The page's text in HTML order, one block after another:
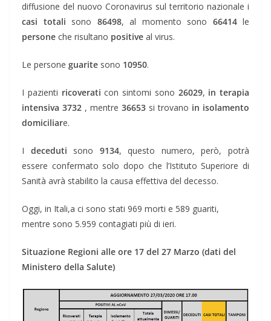
diffusione del nuovo Coronavirus sul territorio nazionale i
casi totali sono 86498, al momento sono 66414le
persone che risultano positive al virus.
Le persone guarite sono 10950.
I pazienti ricoverati con sintomi sono 26029, in terapia
intensiva 3732 , mentre 36653 si trovano in isolamento
domiciliare.
I deceduti sono 9134, questo numero, però, potrà
essere confermato solo dopo che l’Istituto Superiore di
Sanità avrà stabilito la causa effettiva del decesso.
Oggi, in Itali,a ci sono stati 969 morti e 589 guariti,
mentre sono 5.959 contagiati più di ieri.
Situazione Regioni alle ore 17 del 27 Marzo (dati del
Ministero della Salute)